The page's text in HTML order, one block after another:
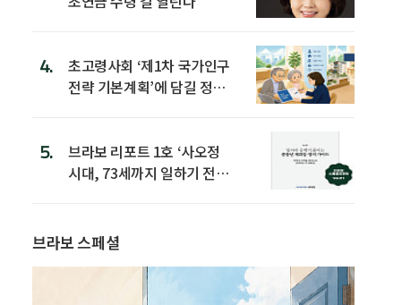
4.
초고령사회 ‘제1차 국가인구
전략 기본계획’에 담길 정책
5.
브라보 리포트 1호 ‘사오정
시대, 73세까지 일하기 전략’
브라보 스페셜